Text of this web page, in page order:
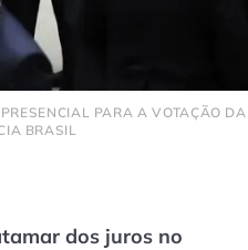
PARA A VOTAÇÃO
BRASIL
dos juros no